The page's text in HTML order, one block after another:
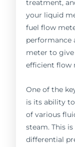
treatment,
your liquid
fuel flow
performance
meter to
efficient flow
One of the
is its ability
of various
steam. This
differential